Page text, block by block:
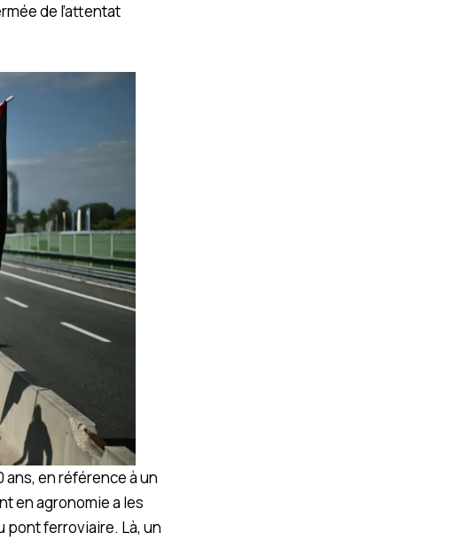
de l’attentat
ans, en référence à un
en agronomie a les
pont ferroviaire. Là, un